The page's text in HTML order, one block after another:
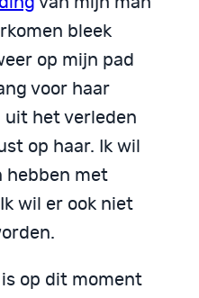
bleek
op mijn pad
voor haar
uit het verleden
op haar. Ik wil
hebben met
wil er ook niet
op dit moment